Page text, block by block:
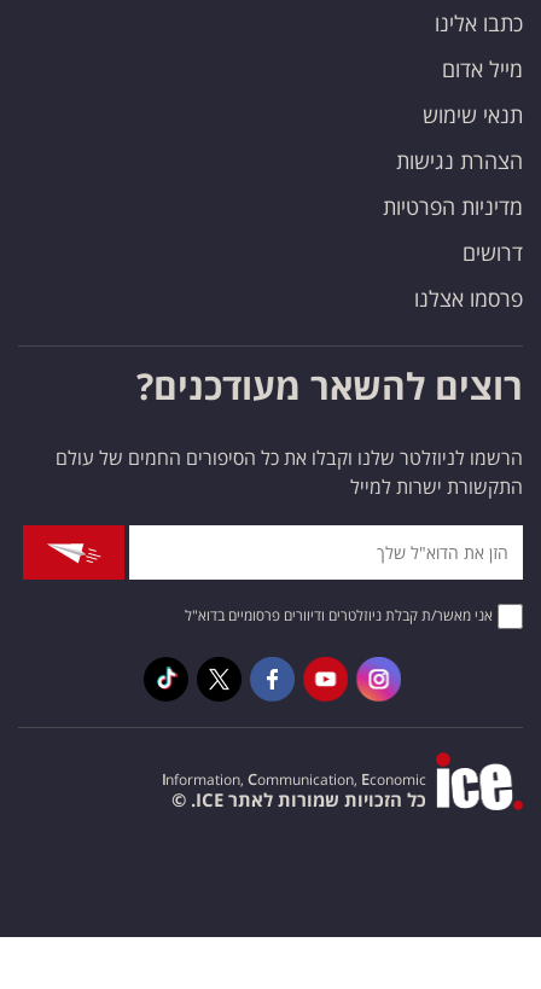
כתבו אלינו
מייל אדום
תנאי שימוש
הצהרת נגישות
מדיניות הפרטיות
דרושים
פרסמו אצלנו
רוצים להשאר מעודכנים?
הרשמו לניוזלטר שלנו וקבלו את כל הסיפורים החמים של עולם
התקשורת ישרות למייל
אני מאשר/ת קבלת ניוזלטרים ודיוורים פרסומיים בדוא"ל
Information, Communication, Economic
כל הזכויות שמורות לאתר ICE. ©